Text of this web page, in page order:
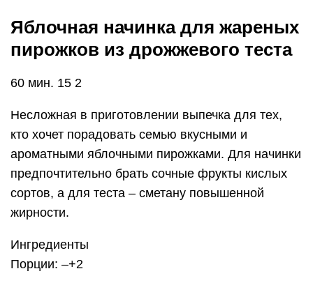
Яблочная начинка для жареных
пирожков из дрожжевого теста
60 мин. 15 2
Несложная в приготовлении выпечка для тех,
кто хочет порадовать семью вкусными и
ароматными яблочными пирожками. Для начинки
предпочтительно брать сочные фрукты кислых
сортов, а для теста – сметану повышенной
жирности.
Ингредиенты
Порции: –+2